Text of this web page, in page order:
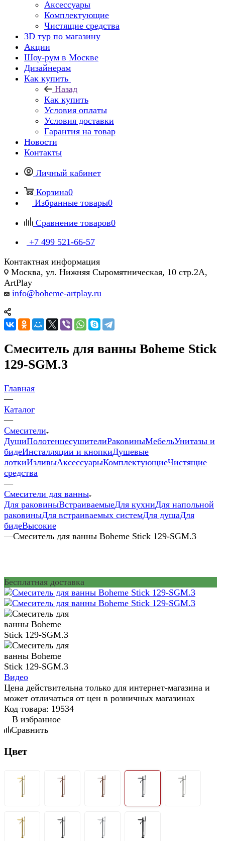
Аксессуары
Комплектующие
Чистящие средства
3D тур по магазину
Акции
Шоу-рум в Москве
Дизайнерам
Как купить
Назад
Как купить
Условия оплаты
Условия доставки
Гарантия на товар
Новости
Контакты
Личный кабинет
Корзина0
Избранные товары0
Сравнение товаров0
+7 499 521-66-57
Контактная информация
Москва, ул. Нижняя Сыромятническая, 10 стр.2А,
ArtPlay
info@boheme-artplay.ru
Смеситель для ванны Boheme Stick
129-SGM.3
Главная
—
Каталог
—
Смесители
ДушиПолотенцесушителиРаковиныМебельУнитазы и
бидеИнсталляции и кнопкиДушевые
лоткиИзливыАксессуарыКомплектующиеЧистящие
средства
—
Смесители для ванны
Для раковиныВстраиваемыеДля кухниДля напольной
раковиныДля встраиваемых системДля душаДля
бидеВысокие
—Смеситель для ванны Boheme Stick 129-SGM.3
Бесплатная доставка
Видео
Цена действительна только для интернет-магазина и
может отличаться от цен в розничных магазинах
Код товара: 19534
В избранное
Сравнить
Цвет